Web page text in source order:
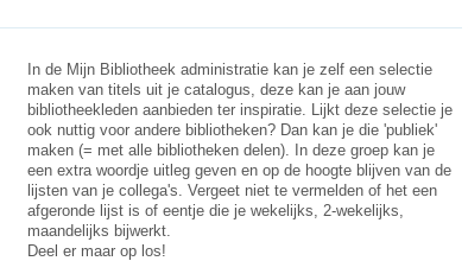
In de Mijn Bibliotheek administratie kan je zelf een selectie
maken van titels uit je catalogus, deze kan je aan jouw
bibliotheekleden aanbieden ter inspiratie. Lijkt deze selectie je
ook nuttig voor andere bibliotheken? Dan kan je die 'publiek'
maken (= met alle bibliotheken delen). In deze groep kan je
een extra woordje uitleg geven en op de hoogte blijven van de
lijsten van je collega's. Vergeet niet te vermelden of het een
afgeronde lijst is of eentje die je wekelijks, 2-wekelijks,
maandelijks bijwerkt.
Deel er maar op los!